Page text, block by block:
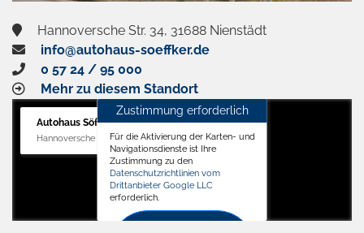
Hannoversche Str. 34, 31688 Nienstädt
info@autohaus-soeffker.de
0 57 24 / 95 000
Mehr zu diesem Standort
Autohaus Söffker GmbH
Hannoversche Str. 34, 31688 Nienstädt
Zustimmung erforderlich
Für die Aktivierung der Karten- und
Navigationsdienste ist Ihre
Zustimmung zu den
Datenschutzrichtlinien vom
Drittanbieter Google LLC
erforderlich.